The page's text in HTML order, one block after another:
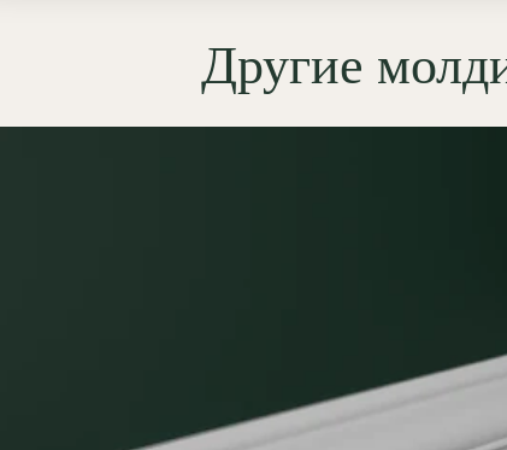
архитектурная тяга без лишнего
декора. В практическом применении
молдинг помогает упорядочить
Другие